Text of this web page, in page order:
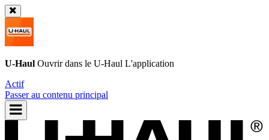
U-Haul Ouvrir dans le U-Haul L'application
Actif
Passer au contenu principal